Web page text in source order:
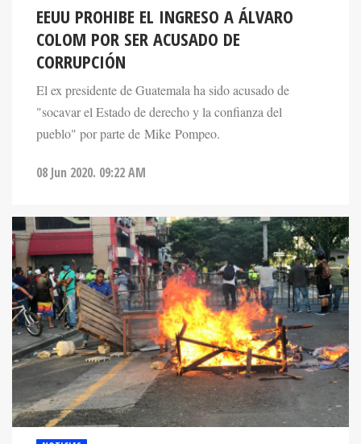
EEUU PROHIBE EL INGRESO A ÁLVARO
COLOM POR SER ACUSADO DE
CORRUPCIÓN
El ex presidente de Guatemala ha sido acusado de
"socavar el Estado de derecho y la confianza del
pueblo" por parte de Mike Pompeo.
08 Jun 2020. 09:22 AM